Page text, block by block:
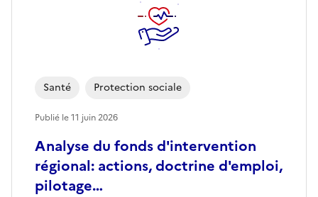
Analyse du fonds d'intervention
régional: actions, doctrine d'emploi,
pilotage…
Santé Protection sociale
Publié le11 juin 2026